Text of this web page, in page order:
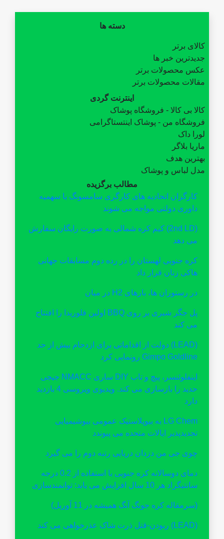
دسته ها
کالای برتر
جدیدترین خبر ها
عکس محصولات برتر
مقالات محصولات برتر
اینترنت گردی
کالا بی کالا - فروشگاه پوشاک
فروشگاه من - پوشاک اینتستاگرامی
لورا داک
ماریا بلاگر
بهترین هدف
مدل لباس و پوشاک
مطالب برگزیده
کارگران اتحادیه های کارگری سامسونگ با سهمیه
داوری دولتی مواجه می شوند
(2nd LD) کیم کره شمالی به صورت رایگان سفارش
می دهد
کره جنوبی لهستان را در رده دوم مسابقات جهانی
هاکی زنان قرار داد
در رستوران ها، بارهای H2 در میان
پل جگر شیری بر روی BBQ اولین فلوریدا را افتتاح
می کند
(LEAD) دولت از اقداماتی برای ازدحام بیش از حد
Gimpo Goldline رونمایی کرد
اینفلوئنسر، پیچ و تاب DIY ساری NMACC جیجی
حدید را بازسازی می کند. ویدیوی ویروسی 4 بازدید
دارد
LG Chem به بیوپلاستیک عمومی بیوشیمیایی
تجدیدپذیر ایالات متحده می پیوندد
چوی جی من دزدان دریایی رتبه دوم را می گیرد
دمای دوسالانه کره جنوبی با استفاده از 0.2 درجه
سانتیگراد هر 10 سال افزایش می یابد: توانمندسازی
(سرمقاله کره جونگ آنگ همیشه در 11 آوریل)
(LEAD) ربودن-قتل ذرت شاک عذرخواهی می کند